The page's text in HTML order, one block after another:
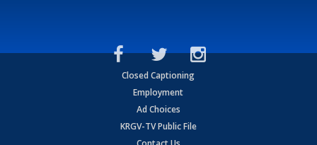
Closed Captioning
Employment
Ad Choices
KRGV-TV Public File